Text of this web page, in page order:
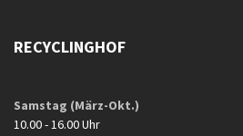
RECYCLINGHOF
Samstag (März-Okt.)
10.00 - 16.00 Uhr